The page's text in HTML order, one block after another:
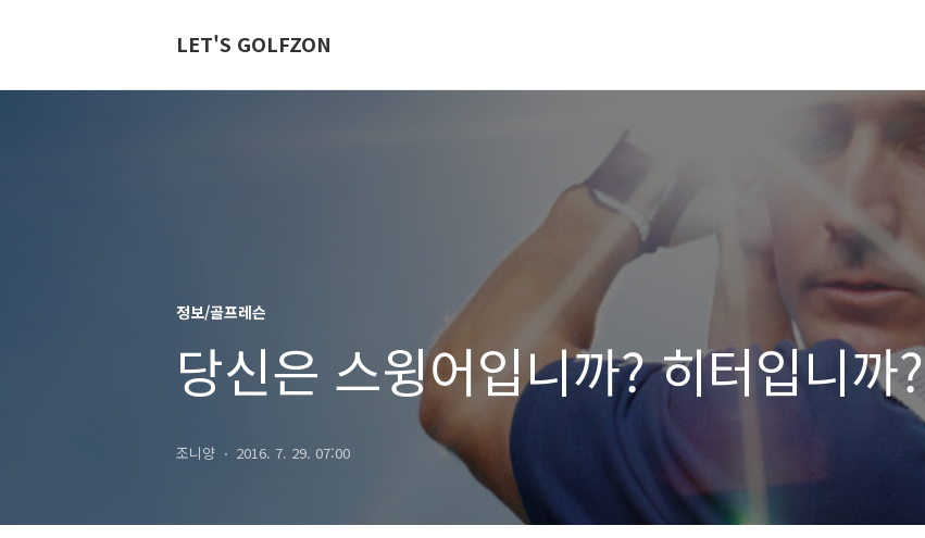
LET'S GOLFZON
정보/골프레슨
당신은 스윙어입니까? 히터입니까?
조니양 2016. 7. 29. 07:00